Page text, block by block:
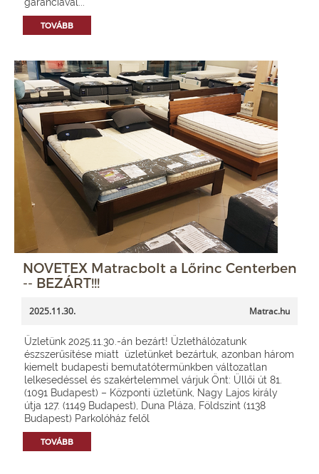
TOVÁBB
NOVETEX Matracbolt a Lőrinc Centerben
-- BEZÁRT!!!
2025.11.30. Matrac.hu
Üzletünk 2025.11.30.-án bezárt! Üzlethálózatunk
észszerűsítése miatt üzletünket bezártuk, azonban három
kiemelt budapesti bemutatótermünkben változatlan
lelkesedéssel és szakértelemmel várjuk Önt: Üllői út 81.
(1091 Budapest) – Központi üzletünk, Nagy Lajos király
útja 127. (1149 Budapest), Duna Pláza, Földszint (1138
Budapest) Parkolóház felől
TOVÁBB